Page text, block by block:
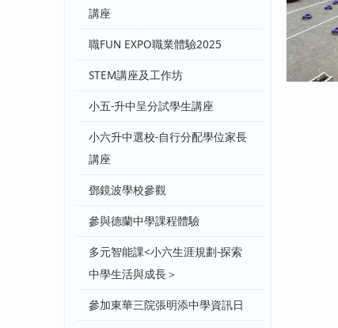
講座
職FUN EXPO職業體驗2025
STEM講座及工作坊
小五-升中呈分試學生講座
小六升中選校-自行分配學位家長
講座
鄧鏡波學校參觀
參與德蘭中學課程體驗
多元智能課<小六生涯規劃-探索
中學生活與成長＞
參加東華三院張明添中學資訊日